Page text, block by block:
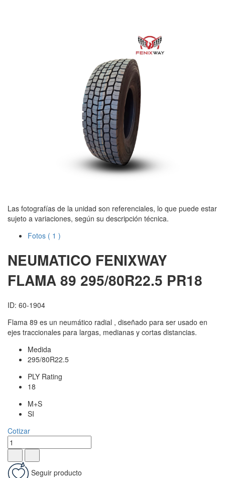
Las fotografías de la unidad son referenciales, lo que puede estar
sujeto a variaciones, según su descripción técnica.
Fotos ( 1 )
NEUMATICO FENIXWAY
FLAMA 89 295/80R22.5 PR18
ID: 60-1904
Flama 89 es un neumático radial , diseñado para ser usado en
ejes traccionales para largas, medianas y cortas distancias.
Medida
295/80R22.5
PLY Rating
18
M+S
SI
Cotizar
Seguir producto